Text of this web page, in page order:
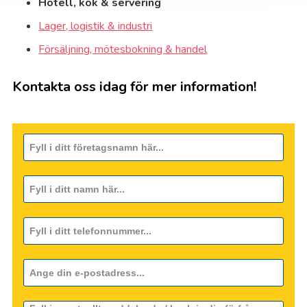
Lager, logistik & industri
Försäljning, mötesbokning & handel
Kontakta oss idag för mer information!